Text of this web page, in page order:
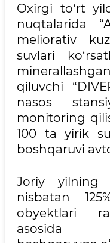
Oxirgi to‘rt
nuqtalarida
meliorativ
suvlari
qiluvchi
nasos
monitoring
100 ta yirik
boshqaruvi
Joriy yilning
nisbatan
obyektlari
asosida